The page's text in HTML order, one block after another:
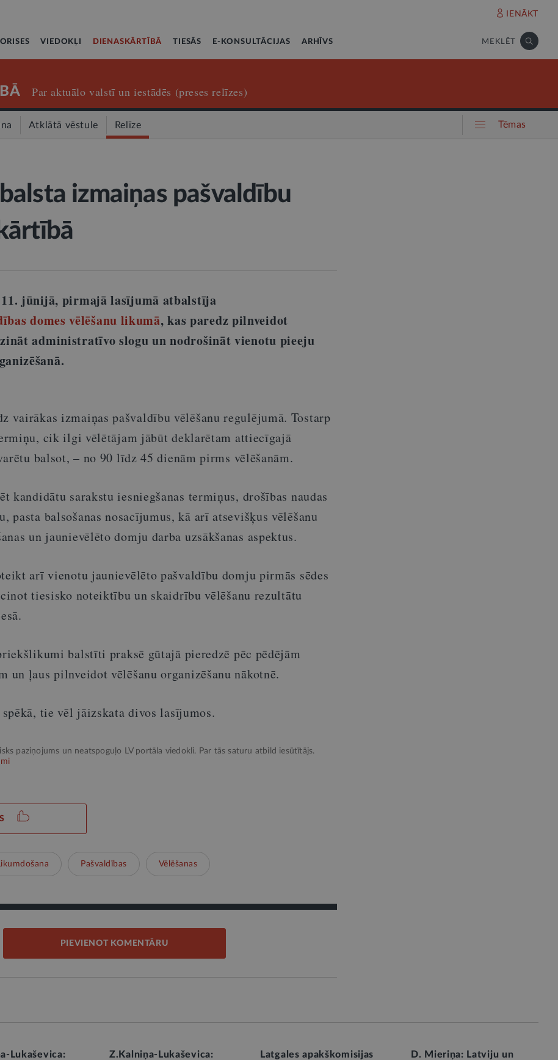
IENĀKT
VIEDOKĻI DIENASKĀRTĪBĀ TIESĀS E-KONSULTĀCIJAS ARHĪVS MEKLĒT
Par aktuālo valstī un iestādēs (preses relīzes)
Atklātā vēstule Relīze Tēmas
izmaiņas pašvaldību
jūnijā, pirmajā lasījumā atbalstīja
domes vēlēšanu likumā, kas paredz pilnveidot
administratīvo slogu un nodrošināt vienotu pieeju
vairākas izmaiņas pašvaldību vēlēšanu regulējumā. Tostarp
cik ilgi vēlētājam jābūt deklarētam attiecīgajā
balsot, – no 90 līdz 45 dienām pirms vēlēšanām.
kandidātu sarakstu iesniegšanas termiņus, drošības naudas
pasta balsošanas nosacījumus, kā arī atsevišķus vēlēšanu
un jaunievēlēto domju darba uzsākšanas aspektus.
arī vienotu jaunievēlēto pašvaldību domju pirmās sēdes
tiesisko noteiktību un skaidrību vēlēšanu rezultātu
balstīti praksē gūtajā pieredzē pēc pēdējām
un ļaus pilnveidot vēlēšanu organizēšanu nākotnē.
tie vēl jāizskata divos lasījumos.
paziņojums un neatspoguļo LV portāla viedokli. Par tās saturu atbild iesūtītājs.
Pašvaldības Vēlēšanas
PIEVIENOT KOMENTĀRU
Lukaševica:
Z.Kalniņa-Lukaševica:
Latgales apakškomisijas
D. Mieriņa: Latviju un